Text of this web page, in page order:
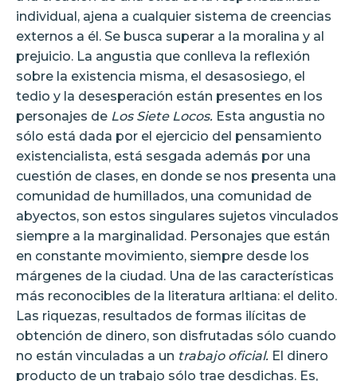
individual, ajena a cualquier sistema de creencias
externos a él. Se busca superar a la moralina y al
prejuicio. La angustia que conlleva la reflexión
sobre la existencia misma, el desasosiego, el
tedio y la desesperación están presentes en los
personajes de Los Siete Locos. Esta angustia no
sólo está dada por el ejercicio del pensamiento
existencialista, está sesgada además por una
cuestión de clases, en donde se nos presenta una
comunidad de humillados, una comunidad de
abyectos, son estos singulares sujetos vinculados
siempre a la marginalidad. Personajes que están
en constante movimiento, siempre desde los
márgenes de la ciudad. Una de las características
más reconocibles de la literatura arltiana: el delito.
Las riquezas, resultados de formas ilícitas de
obtención de dinero, son disfrutadas sólo cuando
no están vinculadas a un trabajo oficial. El dinero
producto de un trabajo sólo trae desdichas. Es,